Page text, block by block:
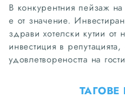
В конкурентния пейзаж на
е от значение.
здрави хотелски кутии
инвестиция в
удовлетвореността на
ТАГОВЕ